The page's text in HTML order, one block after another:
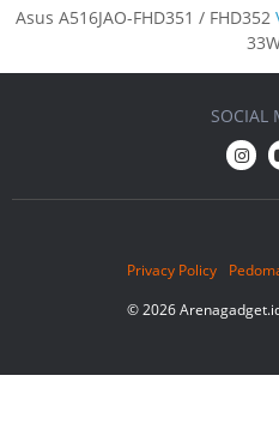
Asus A516JAO-FHD351 / FHD352
Privacy Policy
© 2026
SOCIAL